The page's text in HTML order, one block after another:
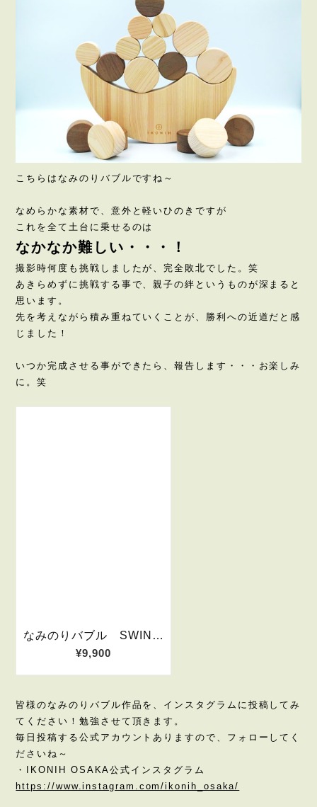
こちらはなみのりバブルですね～
なめらかな素材で、意外と軽いひのきですが
これを全て土台に乗せるのは
なかなか難しい・・・！
撮影時何度も挑戦しましたが、完全敗北でした。笑
あきらめずに挑戦する事で、親子の絆というものが深まると
思います。
先を考えながら積み重ねていくことが、勝利への近道だと感
じました！
いつか完成させる事ができたら、報告します・・・お楽しみ
に。笑
皆様のなみのりバブル作品を、インスタグラムに投稿してみ
てください！勉強させて頂きます。
毎日投稿する公式アカウントありますので、フォローしてく
ださいね～
・IKONIH OSAKA公式インスタグラム
https://www.instagram.com/ikonih_osaka/